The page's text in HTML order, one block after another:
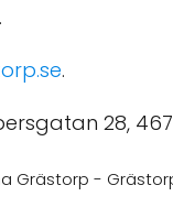
.
.
28,
Grästorp -